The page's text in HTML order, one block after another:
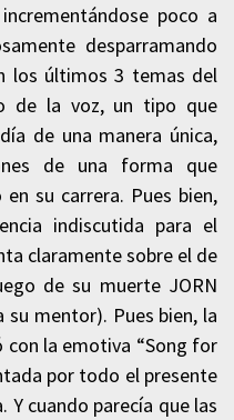
poco a
desparramando
los últimos 3 temas del
de la voz, un tipo que
de una manera única,
de una forma que
su carrera. Pues bien,
indiscutida para el
claramente sobre el de
de su muerte JORN
su mentor). Pues bien, la
la emotiva “Song for
por todo el presente
cuando parecía que las